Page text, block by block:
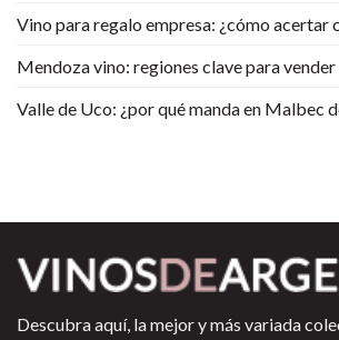
Vino para regalo empresa: ¿cómo acertar
Mendoza vino: regiones clave para
Valle de Uco: ¿por qué manda en Malbec
Descubra aquí, la mejor y más variada